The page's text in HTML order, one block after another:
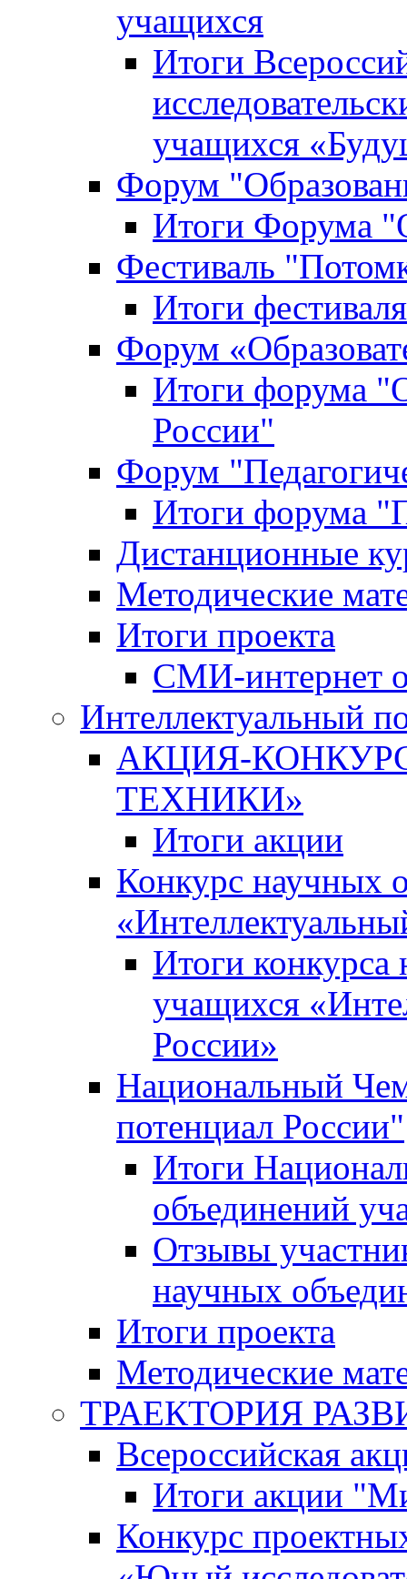
учащихся
Итоги
учащихся
Форум
Итоги Форума
Фестиваль
Итоги
Форум
Итоги форума
России"
Форум
Итоги форума
Дистанционные
Методические
Итоги проекта
СМИ-интернет
Интеллектуальный
АКЦИЯ-
ТЕХНИКИ»
Итоги акции
Конкурс научных
Итоги
учащихся
России»
Национальный
потенциал России"
Итоги
объединений
Отзывы
научных
Итоги проекта
Методические
ТРАЕКТОРИЯ
Всероссийская
Итоги акции
Конкурс